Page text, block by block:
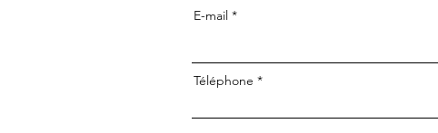
E-mail
Téléphone